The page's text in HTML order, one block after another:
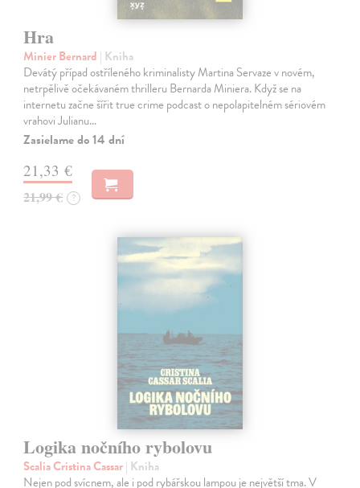
Hra
Minier Bernard | Kniha
Devátý případ ostříleného kriminalisty Martina Servaze v novém,
netrpělivě očekávaném thrilleru Bernarda Miniera. Když se na
internetu začne šířit true crime podcast o nepolapitelném sériovém
vrahovi Julianu…
Zasielame do 14 dní
21,33 €
21,99 € ?
Logika nočního rybolovu
Scalia Cristina Cassar| Kniha
Nejen pod svícnem, ale i pod rybářskou lampou je největší tma. V